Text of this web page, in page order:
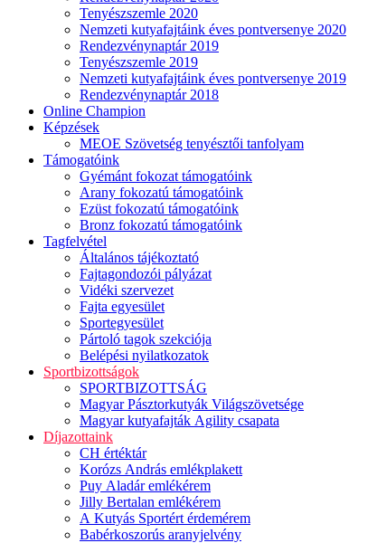
Tenyészszemle 2020
Nemzeti kutyafajtáink éves pontversenye 2020
Rendezvénynaptár 2019
Tenyészszemle 2019
Nemzeti kutyafajtáink éves pontversenye 2019
Rendezvénynaptár 2018
Online Champion
Képzések
MEOE Szövetség tenyésztői tanfolyam
Támogatóink
Gyémánt fokozat támogatóink
Arany fokozatú támogatóink
Ezüst fokozatú támogatóink
Bronz fokozatú támogatóink
Tagfelvétel
Általános tájékoztató
Fajtagondozói pályázat
Vidéki szervezet
Fajta egyesület
Sportegyesület
Pártoló tagok szekciója
Belépési nyilatkozatok
Sportbizottságok
SPORTBIZOTTSÁG
Magyar Pásztorkutyák Világszövetsége
Magyar kutyafajták Agility csapata
Díjazottaink
CH értéktár
Korózs András emlékplakett
Puy Aladár emlékérem
Jilly Bertalan emlékérem
A Kutyás Sportért érdemérem
Babérkoszorús aranyjelvény